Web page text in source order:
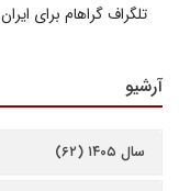
تلگراف گراهام برای ایران
آرشیو
سال ۱۴۰۵ (۶۲)